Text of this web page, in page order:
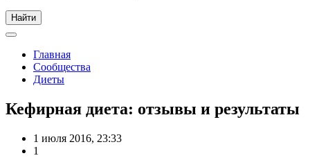
Главная
Сообщества
Диеты
Кефирная диета: отзывы и результаты
1 июля 2016, 23:33
1